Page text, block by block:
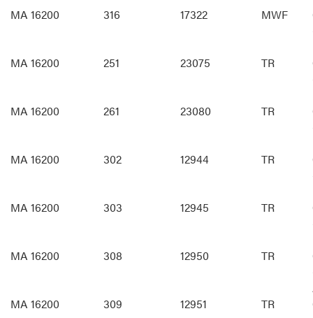
MA 16200
316 17322 MWF
MA 16200
251 23075 TR
MA 16200
261 23080 TR
MA 16200
302 12944 TR
MA 16200
303 12945 TR
MA 16200
308 12950 TR
MA 16200
309 12951 TR